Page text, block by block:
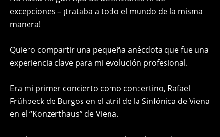
excepciones – ¡trataba a todo el mundo de la misma
manera!
Quiero compartir una pequeña anécdota que fue una
experiencia clave para mi evolución profesional.
Era mi primer concierto como concertino, Rafael
Frühbeck de Burgos en el atril de la Sinfónica de Viena
en el “Konzerthaus” de Viena.